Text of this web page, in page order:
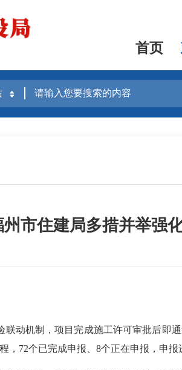
首页
州市住建局多措并举强
机制，项目完成施工许可审批后即通
，72个已完成申报、8个正在申报，申报